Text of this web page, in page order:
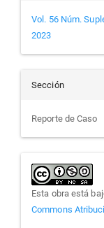
Vol. 56 Núm.
2023
Sección
Reporte de Caso
Esta obra está
Commons